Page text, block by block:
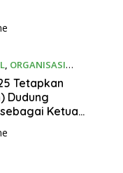
, ORGANISASI
Tetapkan
Dudung
Ketua